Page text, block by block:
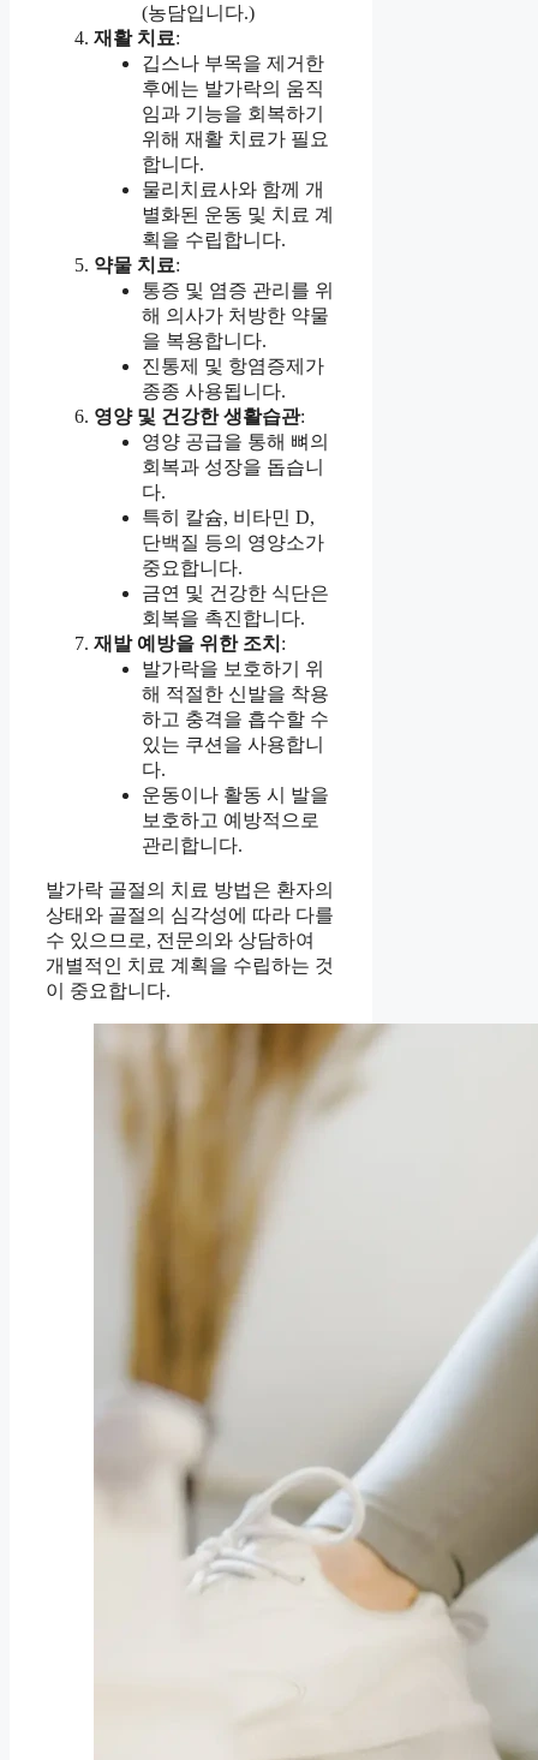
(농담입니다.)
재활 치료:
깁스나 부목을 제거한
후에는 발가락의 움직
임과 기능을 회복하기
위해 재활 치료가 필요
합니다.
물리치료사와 함께 개
별화된 운동 및 치료 계
획을 수립합니다.
약물 치료:
통증 및 염증 관리를 위
해 의사가 처방한 약물
을 복용합니다.
진통제 및 항염증제가
종종 사용됩니다.
영양 및 건강한 생활습관:
영양 공급을 통해 뼈의
회복과 성장을 돕습니
다.
특히 칼슘, 비타민 D,
단백질 등의 영양소가
중요합니다.
금연 및 건강한 식단은
회복을 촉진합니다.
재발 예방을 위한 조치 :
발가락을 보호하기 위
해 적절한 신발을 착용
하고 충격을 흡수할 수
있는 쿠션을 사용합니
다.
운동이나 활동 시 발을
보호하고 예방적으로
관리합니다.
발가락 골절의 치료 방법은 환자의
상태와 골절의 심각성에 따라 다를
수 있으므로, 전문의와 상담하여
개별적인 치료 계획을 수립하는 것
이 중요합니다.